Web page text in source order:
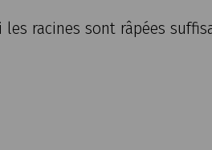
racines sont râpées